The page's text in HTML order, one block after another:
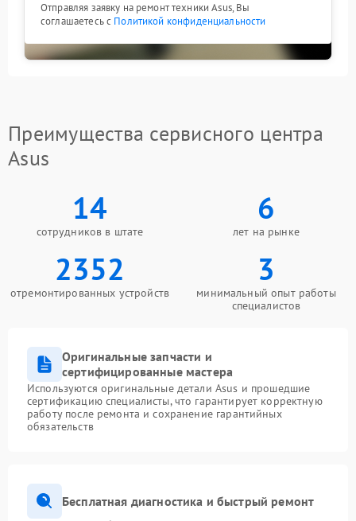
Отправляя заявку на ремонт техники Asus, Вы
соглашаетесь с Политикой конфиденциальности
Преимущества сервисного центра
Asus
14
сотрудников в штате
6
лет на рынке
2352
отремонтированных устройств
3
минимальный опыт работы
специалистов
Оригинальные запчасти и
сертифицированные мастера
Используются оригинальные детали Asus и прошедшие
сертификацию специалисты, что гарантирует корректную
работу после ремонта и сохранение гарантийных
обязательств
Бесплатная диагностика и быстрый ремонт